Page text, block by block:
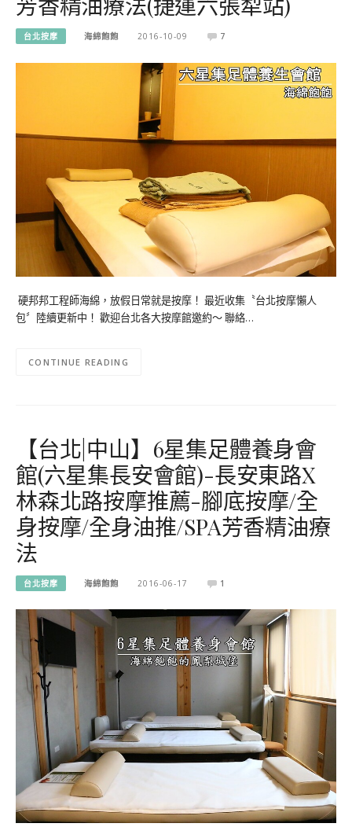
台北按摩 海綿飽飽 2016-10-09 7
硬邦邦工程師海綿，放假日常就是按摩！ 最近收集〝台北按摩懶人
包〞陸續更新中！ 歡迎台北各大按摩館邀約～ 聯絡…
CONTINUE READING
【台北|中山】6星集足體養身會
館(六星集長安會館)-長安東路X
林森北路按摩推薦-腳底按摩/全
身按摩/全身油推/SPA芳香精油療
法
台北按摩 海綿飽飽 2016-06-17 1